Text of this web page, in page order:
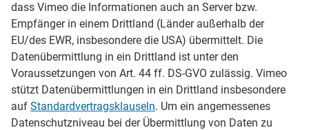
dass Vimeo die Informationen auch an Server bzw.
Empfänger in einem Drittland (Länder außerhalb der
EU/des EWR, insbesondere die USA) übermittelt. Die
Datenübermittlung in ein Drittland ist unter den
Voraussetzungen von Art. 44 ff. DS-GVO zulässig. Vimeo
stützt Datenübermittlungen in ein Drittland insbesondere
auf Standardvertragsklauseln. Um ein angemessenes
Datenschutzniveau bei der Übermittlung von Daten zu